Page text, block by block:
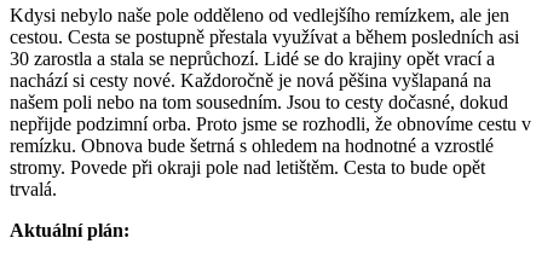
Kdysi nebylo naše pole odděleno od vedlejšího remízkem, ale jen
cestou. Cesta se postupně přestala využívat a během posledních asi
30 zarostla a stala se neprůchozí. Lidé se do krajiny opět vrací a
nachází si cesty nové. Každoročně je nová pěšina vyšlapaná na
našem poli nebo na tom sousedním. Jsou to cesty dočasné, dokud
nepřijde podzimní orba. Proto jsme se rozhodli, že obnovíme cestu v
remízku. Obnova bude šetrná s ohledem na hodnotné a vzrostlé
stromy. Povede při okraji pole nad letištěm. Cesta to bude opět
trvalá.
Aktuální plán: